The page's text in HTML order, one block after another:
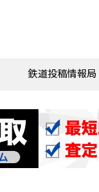
鉄道投稿情報局